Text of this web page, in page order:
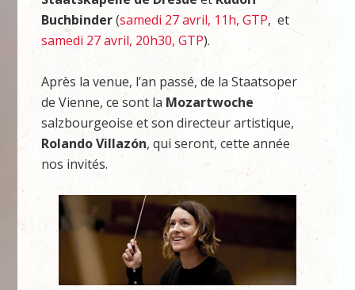
Buchbinder(samedi 27 avril, 11h, GTP, et
samedi 27 avril, 20h30, GTP).
Après la venue, l’an passé, de la Staatsoper
de Vienne, ce sont la Mozartwoche
salzbourgeoise et son directeur artistique,
Rolando Villazón, qui seront, cette année
nos invités.